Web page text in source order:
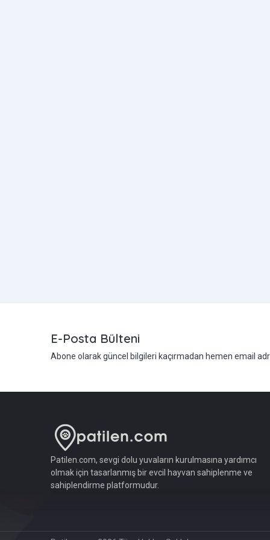
E-Posta Bülteni
Abone olarak güncel bilgileri kaçırmadan hemen email
Patilen.com, sevgi dolu yuvaların kurulmasına yardımcı
olmak için tasarlanmış bir evcil hayvan sahiplenme ve
sahiplendirme platformudur.